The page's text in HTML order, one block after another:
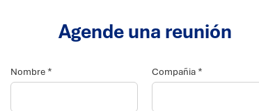
Agende una reunión
T
e
Nombre * Compañia *